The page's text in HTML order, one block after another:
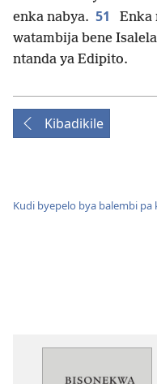
enka nabya. 51
Enka
watambija bene
ntanda ya Edipito.
Kibadikile
Kudi byepelo bya balembi pa